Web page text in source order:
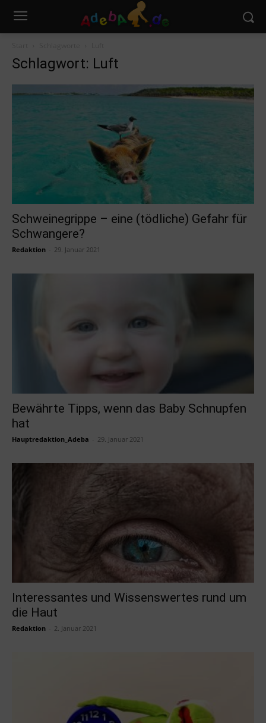
Schlagwort: Luft
Schweinegrippe – eine (tödliche) Gefahr für
Schwangere?
Redaktion 29. Januar 2021
Bewährte Tipps, wenn das Baby Schnupfen
hat
Hauptredaktion_Adeba 29. Januar 2021
Interessantes und Wissenswertes rund um
die Haut
Redaktion 2. Januar 2021